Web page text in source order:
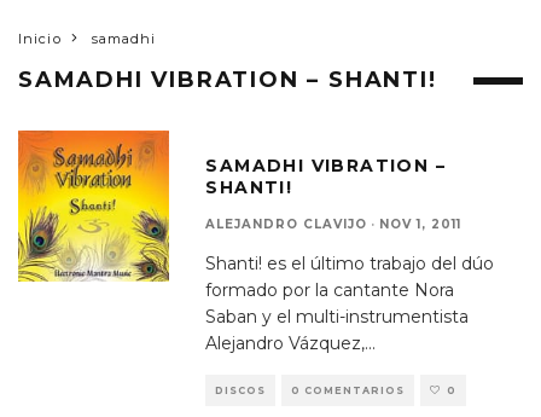
Inicio samadhi
SAMADHI VIBRATION – SHANTI!
SAMADHI VIBRATION –
SHANTI!
ALEJANDRO CLAVIJO · NOV 1, 2011
Shanti! es el último trabajo del dúo
formado por la cantante Nora
Saban y el multi-instrumentista
Alejandro Vázquez,...
DISCOS 0 COMENTARIOS 0